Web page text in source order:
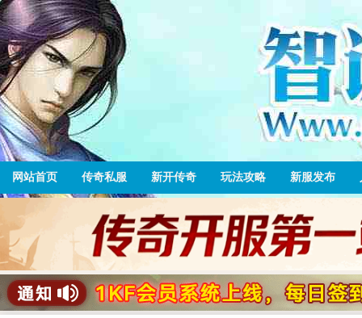
网站首页 传奇私服 新开传奇 玩法攻略 新服发布